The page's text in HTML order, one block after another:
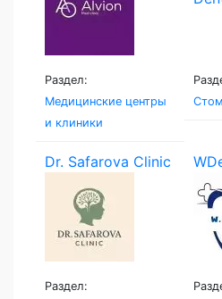
Раздел:
Медицинские центры
и клиники
Dr. Safarova Clinic
Раздел: